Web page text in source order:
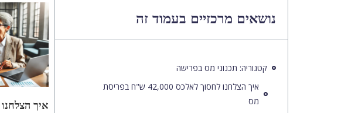
נושאים מרכזיים בעמוד זה
קטגוריה: תכנוני מס בפרישה
איך הצלחנו לחסוך לאלכס 42,000 ש"ח בפריסת
מס
איך